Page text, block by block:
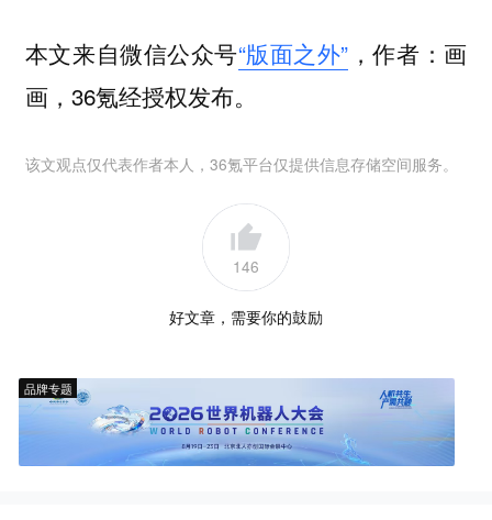
本文来自微信公众号“版面之外” ，作者：画
画，36氪经授权发布。
该文观点仅代表作者本人，36氪平台仅提供信息存储空间服务。
146
好文章，需要你的鼓励
品牌专题